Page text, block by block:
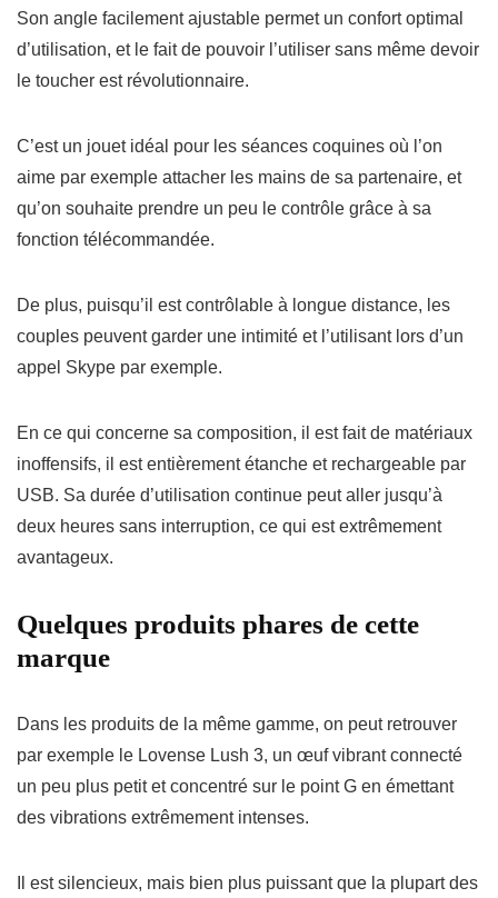
Son angle facilement ajustable permet un confort optimal
d’utilisation, et le fait de pouvoir l’utiliser sans même devoir
le toucher est révolutionnaire.
C’est un jouet idéal pour les séances coquines où l’on
aime par exemple attacher les mains de sa partenaire, et
qu’on souhaite prendre un peu le contrôle grâce à sa
fonction télécommandée.
De plus, puisqu’il est contrôlable à longue distance, les
couples peuvent garder une intimité et l’utilisant lors d’un
appel Skype par exemple.
En ce qui concerne sa composition, il est fait de matériaux
inoffensifs, il est entièrement étanche et rechargeable par
USB. Sa durée d’utilisation continue peut aller jusqu’à
deux heures sans interruption, ce qui est extrêmement
avantageux.
Quelques produits phares de cette
marque
Dans les produits de la même gamme, on peut retrouver
par exemple le Lovense Lush 3, un œuf vibrant connecté
un peu plus petit et concentré sur le point G en émettant
des vibrations extrêmement intenses.
Il estsilencieux, mais bien plus puissantque la plupart des